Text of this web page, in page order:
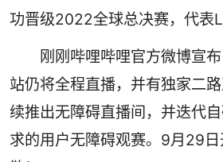
功晋级2022全球总决赛，代表
刚刚哔哩哔哩官方微博宣
站仍将全程直播，并有独家二
续推出无障碍直播间，并迭代
求的用户无障碍观赛。9月29